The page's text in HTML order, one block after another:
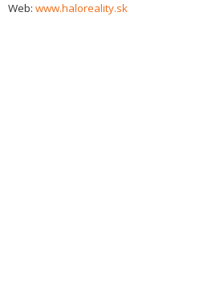
Web: www.haloreality.sk